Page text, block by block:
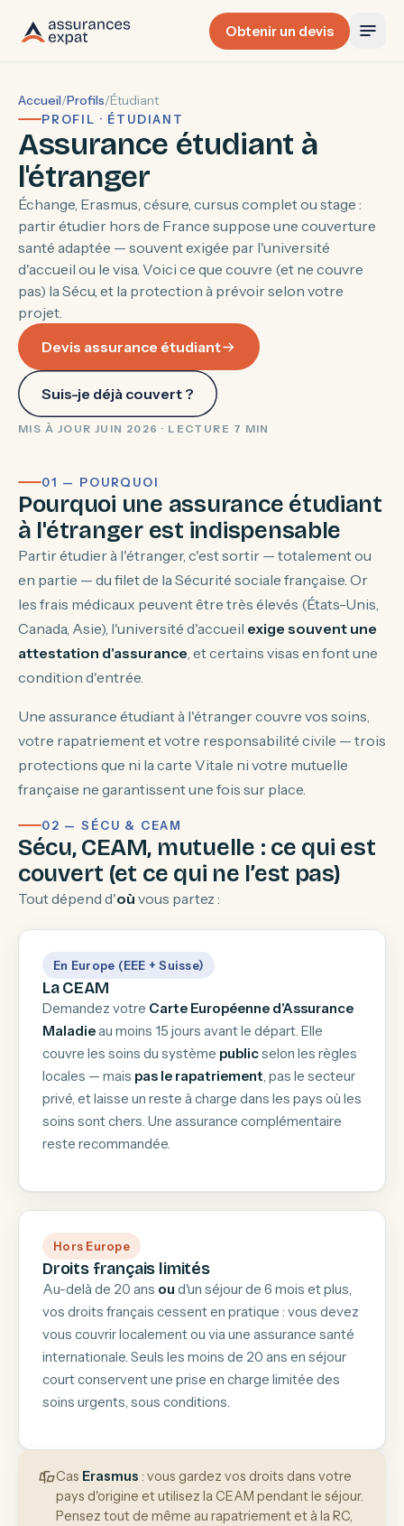
Obtenir un devis
Accueil/Profils/Étudiant
PROFIL · ÉTUDIANT
Assurance étudiant à
l'étranger
Échange, Erasmus, césure, cursus complet ou stage :
partir étudier hors de France suppose une couverture
santé adaptée — souvent exigée par l'université
d'accueil ou le visa. Voici ce que couvre (et ne couvre
pas) la Sécu, et la protection à prévoir selon votre
projet.
Devis assurance étudiant
Suis-je déjà couvert ?
MIS À JOUR JUIN 2026 · LECTURE 7 MIN
01 — POURQUOI
Pourquoi une assurance étudiant
à l'étranger est indispensable
Partir étudier à l'étranger, c'est sortir — totalement ou
en partie — du filet de la Sécurité sociale française. Or
les frais médicaux peuvent être très élevés (États-Unis,
Canada, Asie), l'université d'accueil exige souvent une
attestation d'assurance, et certains visas en font une
condition d'entrée.
Une assurance étudiant à l'étranger couvre vos soins,
votre rapatriement et votre responsabilité civile — trois
protections que ni la carte Vitale ni votre mutuelle
française ne garantissent une fois sur place.
02 — SÉCU & CEAM
Sécu, CEAM, mutuelle : ce qui est
couvert (et ce qui ne l’est pas)
Tout dépend d'où vous partez :
En Europe (EEE + Suisse)
La CEAM
Demandez votre Carte Européenne d'Assurance
Maladieau moins 15 jours avant le départ. Elle
couvre les soins du système publicselon les règles
locales — mais pas le rapatriement, pas le secteur
privé, et laisse un reste à charge dans les pays où les
soins sont chers. Une assurance complémentaire
reste recommandée.
Hors Europe
Droits français limités
Au-delà de 20 ans ou d'un séjour de 6 mois et plus,
vos droits français cessent en pratique : vous devez
vous couvrir localement ou via une assurance santé
internationale. Seuls les moins de 20 ans en séjour
court conservent une prise en charge limitée des
soins urgents, sous conditions.
Cas Erasmus : vous gardez vos droits dans votre
pays d'origine et utilisez la CEAM pendant le séjour.
Pensez tout de même au rapatriement et à la RC,